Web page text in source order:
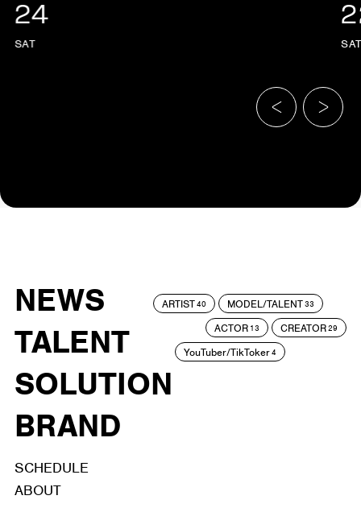
24
SAT
NEWS
TALENT
SOLUTION
BRAND
ARTIST40 MODEL/TALENT33
ACTOR 13 CREATOR29
YouTuber/TikToker4
SCHEDULE
ABOUT